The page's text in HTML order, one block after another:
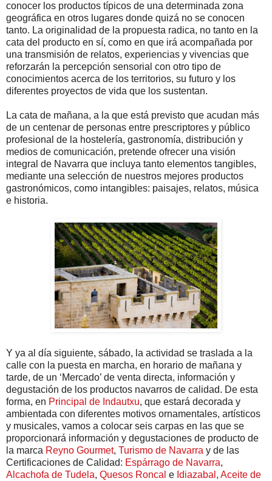
conocer los productos típicos de una determinada zona
geográfica en otros lugares donde quizá no se conocen
tanto. La originalidad de la propuesta radica, no tanto en la
cata del producto en sí, como en que irá acompañada por
una transmisión de relatos, experiencias y vivencias que
reforzarán la percepción sensorial con otro tipo de
conocimientos acerca de los territorios, su futuro y los
diferentes proyectos de vida que los sustentan.
La cata de mañana, a la que está previsto que acudan más
de un centenar de personas entre prescriptores y público
profesional de la hostelería, gastronomía, distribución y
medios de comunicación, pretende ofrecer una visión
integral de Navarra que incluya tanto elementos tangibles,
mediante una selección de nuestros mejores productos
gastronómicos, como intangibles: paisajes, relatos, música
e historia.
Y ya al día siguiente, sábado, la actividad se traslada a la
calle con la puesta en marcha, en horario de mañana y
tarde, de un ‘Mercado’ de venta directa, información y
degustación de los productos navarros de calidad. De esta
forma, en Principal de Indautxu, que estará decorada y
ambientada con diferentes motivos ornamentales, artísticos
y musicales, vamos a colocar seis carpas en las que se
proporcionará información y degustaciones de producto de
la marca Reyno Gourmet, Turismo de Navarra y de las
Certificaciones de Calidad: Espárrago de Navarra,
Alcachofa de Tudela, Quesos Roncal e Idiazabal , Aceite de